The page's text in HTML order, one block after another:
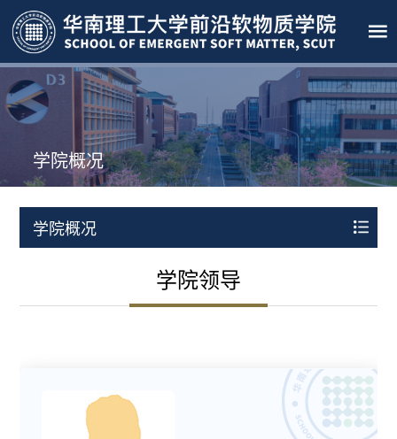
学院概况
学院概况
学院领导